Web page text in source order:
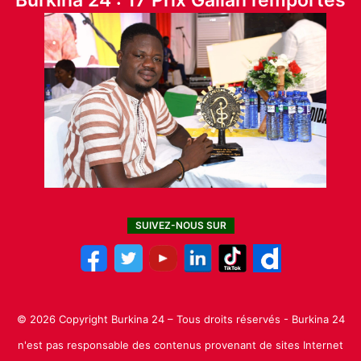
SUIVEZ-NOUS SUR
© 2026 Copyright Burkina 24 – Tous droits réservés - Burkina 24
n'est pas responsable des contenus provenant de sites Internet